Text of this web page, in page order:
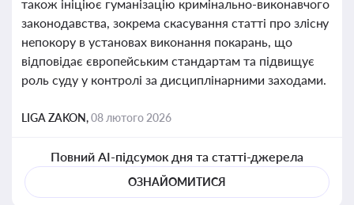
також ініціює гуманізацію кримінально-виконавчого
законодавства, зокрема скасування статті про злісну
непокору в установах виконання покарань, що
відповідає європейським стандартам та підвищує
роль суду у контролі за дисциплінарними заходами.
LIGA ZAKON,08 лютого 2026
Повний AI-підсумок дня та статті-джерела
ОЗНАЙОМИТИСЯ